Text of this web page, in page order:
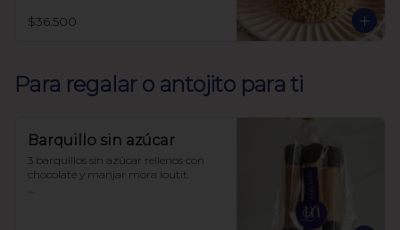
endulzado con alulosa.
$36.500
Para regalar o antojito para ti
Barquillo sin azúcar
3 barquillos sin azúcar rellenos con
chocolate y manjar mora loutit.